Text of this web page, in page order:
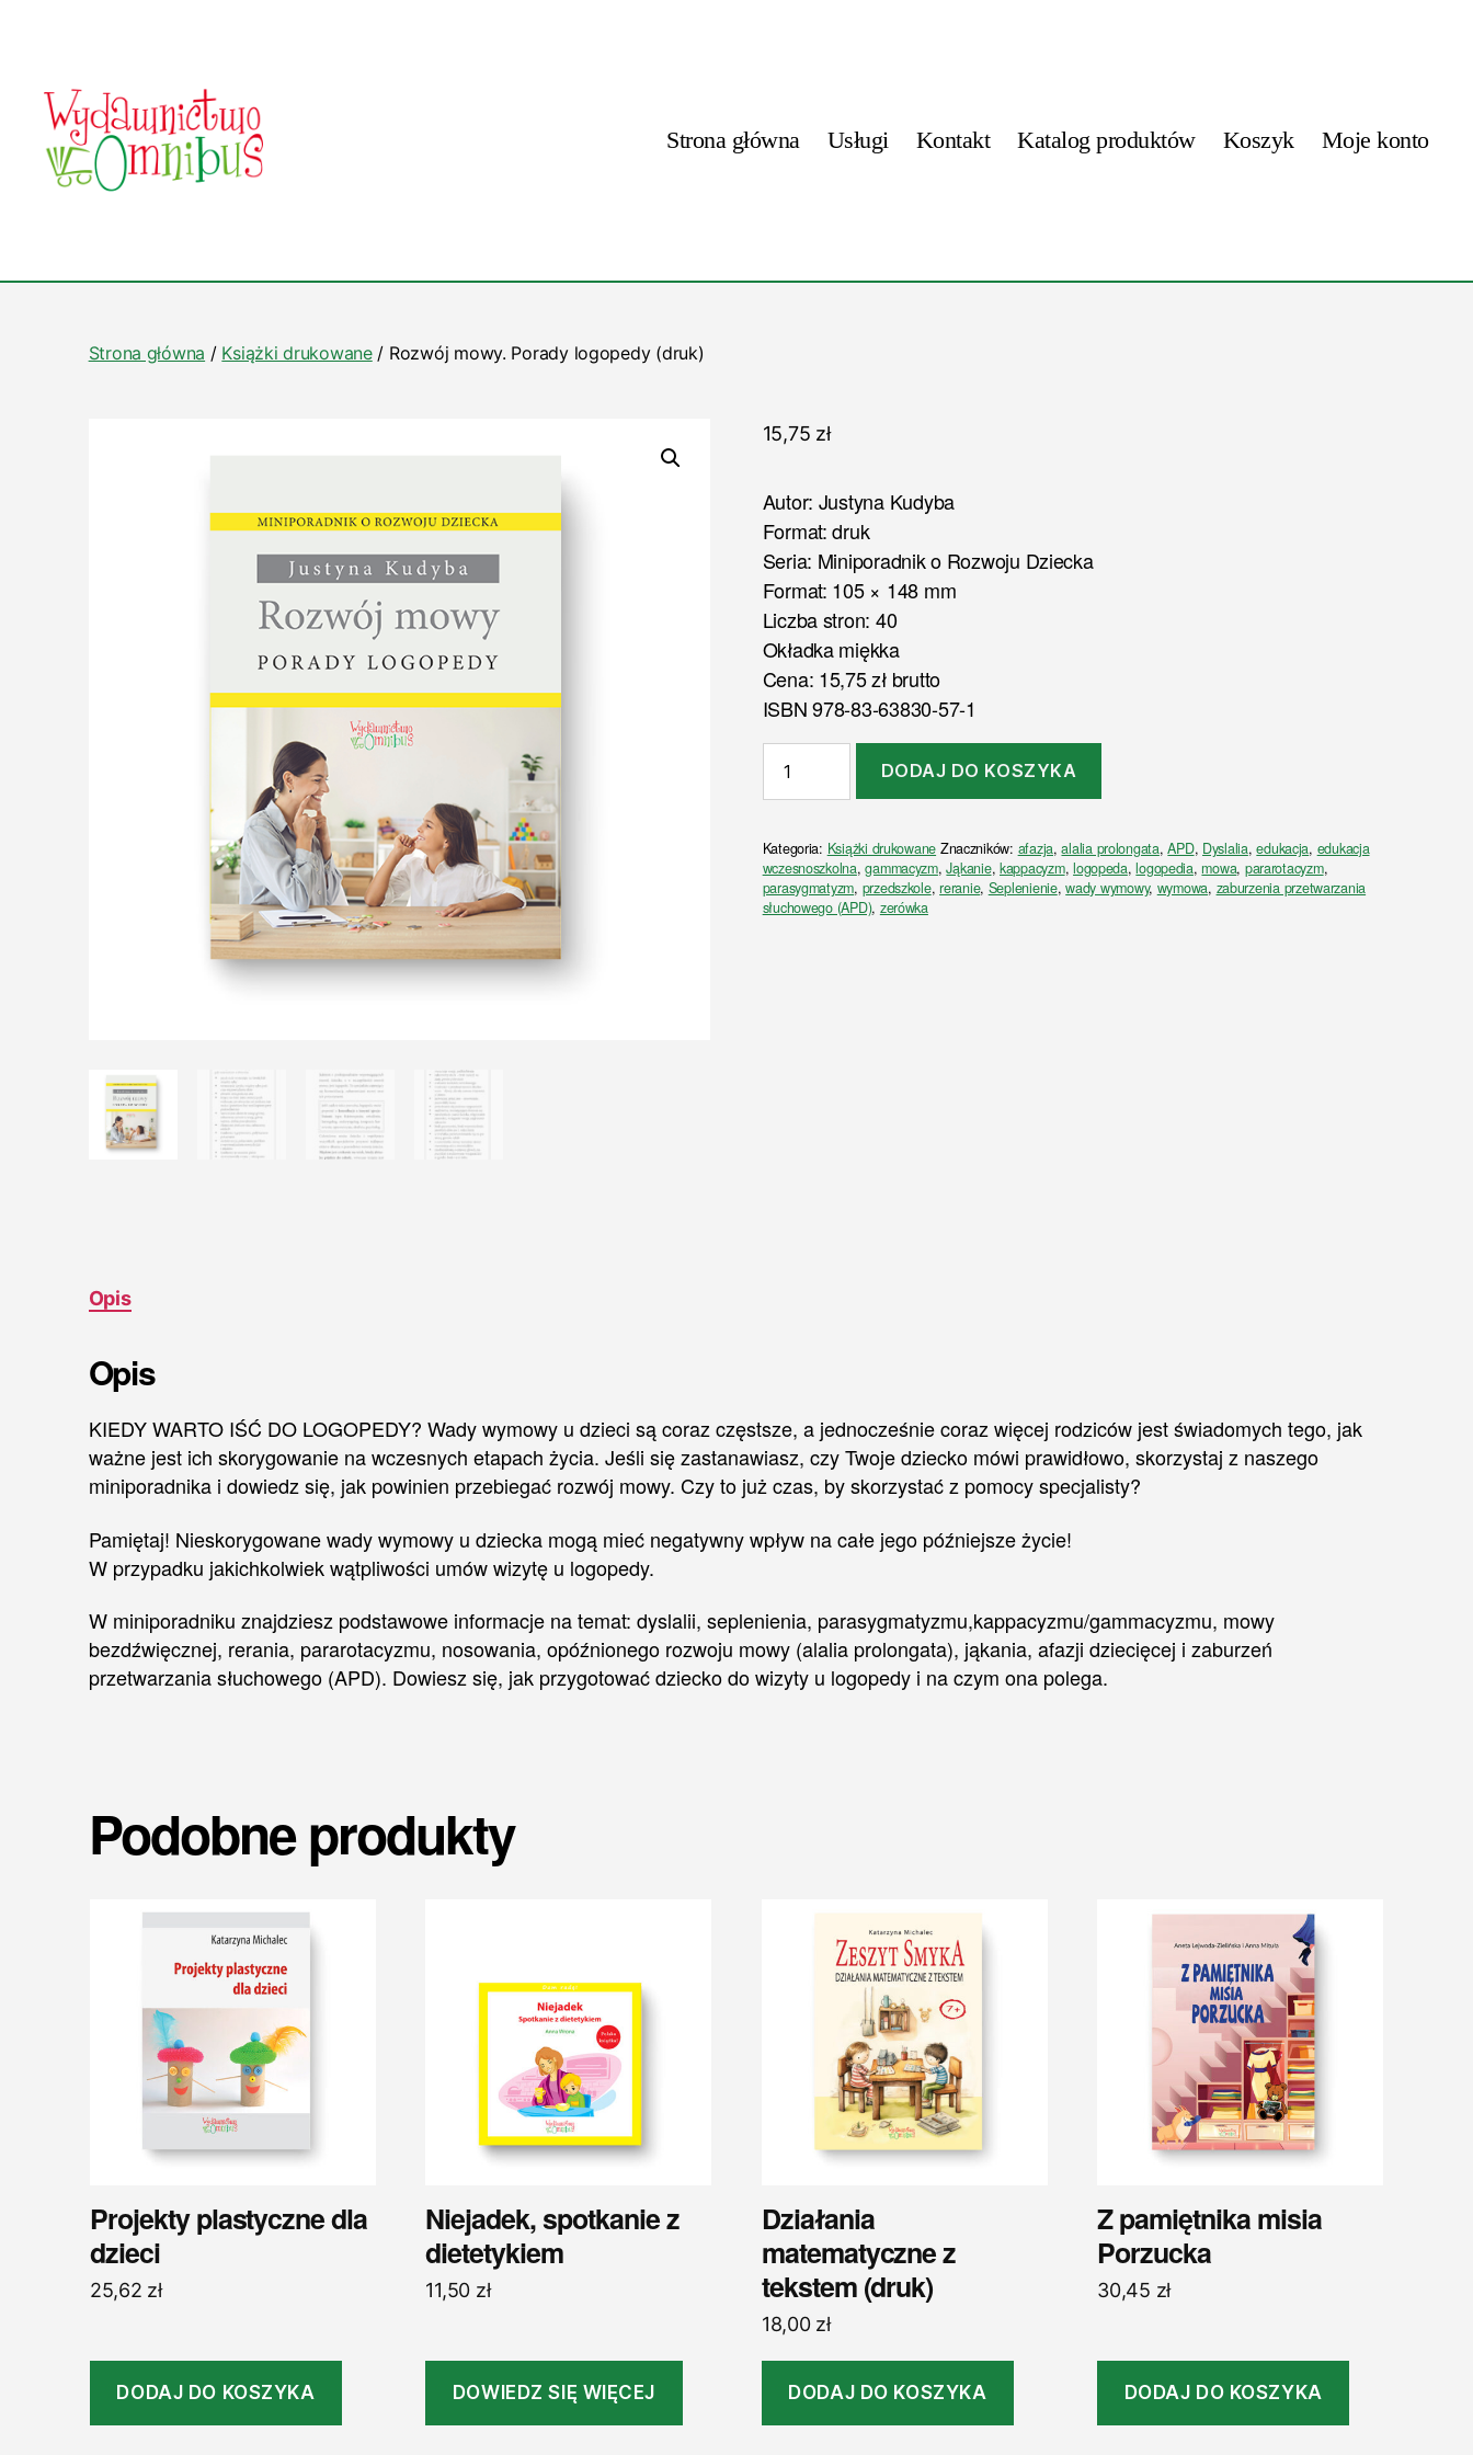
Omnibus
Strona główna Usługi Kontakt Katalog produktów Koszyk Moje konto
Strona główna / Książki drukowane/ Rozwój mowy. Porady logopedy (druk)
15,75 zł
Autor: Justyna Kudyba
Format: druk
Seria: Miniporadnik o Rozwoju Dziecka
Format: 105 × 148 mm
Liczba stron: 40
Okładka miękka
Cena: 15,75 zł brutto
ISBN 978-83-63830-57-1
Rozwój
mowy.
logopedy
(druk)
DODAJ DO KOSZYKA
Kategoria: Książki drukowane Znaczników: afazja,alalia prolongata,APD, Dyslalia,edukacja, edukacja
wczesnoszkolna,gammacyzm,Jąkanie, kappacyzm,logopeda,logopedia,mowa, pararotacyzm,
parasygmatyzm, przedszkole,reranie, Seplenienie,wady wymowy, wymowa, zaburzenia przetwarzania
słuchowego (APD), zerówka
Opis
Opis
KIEDY WARTO IŚĆ DO LOGOPEDY? Wady wymowy u dzieci są coraz częstsze, a jednocześnie coraz więcej rodziców jest świadomych tego, jak
ważne jest ich skorygowanie na wczesnych etapach życia. Jeśli się zastanawiasz, czy Twoje dziecko mówi prawidłowo, skorzystaj z naszego
miniporadnika i dowiedz się, jak powinien przebiegać rozwój mowy. Czy to już czas, by skorzystać z pomocy specjalisty?
Pamiętaj! Nieskorygowane wady wymowy u dziecka mogą mieć negatywny wpływ na całe jego późniejsze życie!
W przypadku jakichkolwiek wątpliwości umów wizytę u logopedy.
W miniporadniku znajdziesz podstawowe informacje na temat: dyslalii, seplenienia, parasygmatyzmu,kappacyzmu/gammacyzmu, mowy
bezdźwięcznej, rerania, pararotacyzmu, nosowania, opóźnionego rozwoju mowy (alalia prolongata), jąkania, afazji dziecięcej i zaburzeń
przetwarzania słuchowego (APD). Dowiesz się, jak przygotować dziecko do wizyty u logopedy i na czym ona polega.
Podobne produkty
Projekty plastyczne dla
dzieci
25,62 zł
DODAJ DO KOSZYKA
Niejadek, spotkanie z
dietetykiem
11,50 zł
DOWIEDZ SIĘ WIĘCEJ
Działania
matematyczne z
tekstem (druk)
18,00 zł
DODAJ DO KOSZYKA
Z pamiętnika misia
Porzucka
30,45 zł
DODAJ DO KOSZYKA